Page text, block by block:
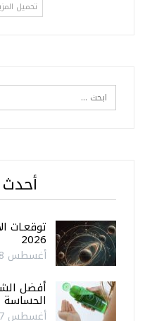
تحميل
2026
أغسطس 8, 2026
أفضل
الحساسة
أغسطس 7, 2026